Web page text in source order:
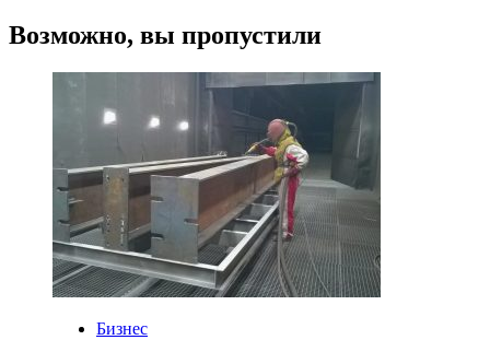
Возможно, вы пропустили
Бизнес